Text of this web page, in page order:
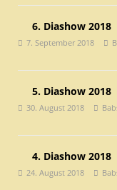
6. Diashow 2018
7. September 2018
5. Diashow 2018
30. August 2018
4. Diashow 2018
24. August 2018